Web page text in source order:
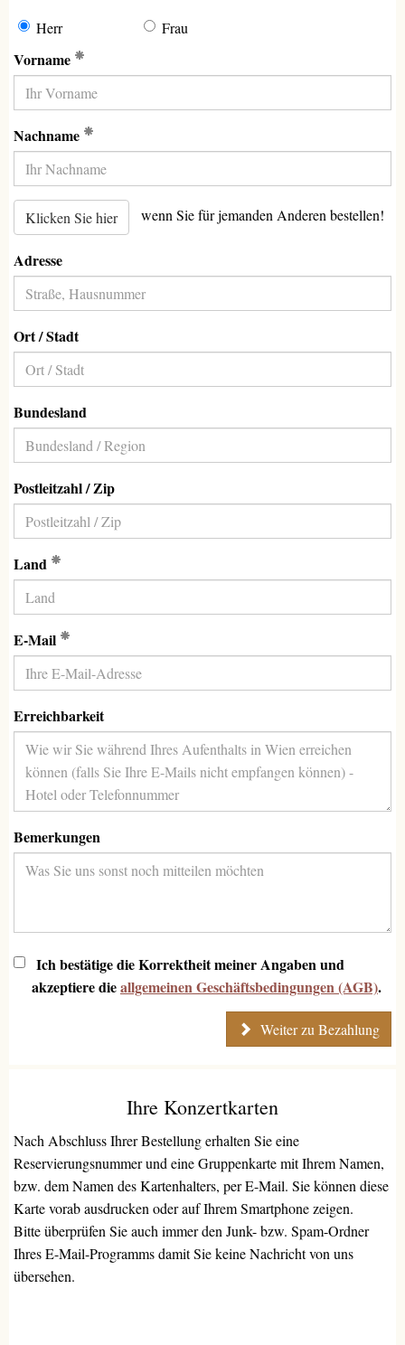
Herr Frau
Vorname
Nachname
Klicken Sie hier wenn Sie für jemanden Anderen bestellen!
Adresse
Ort / Stadt
Bundesland
Postleitzahl / Zip
Land
E-Mail
Erreichbarkeit
Bemerkungen
Ich bestätige die Korrektheit meiner Angaben und
akzeptiere dieallgemeinen Geschäftsbedingungen (AGB).
Weiter zu Bezahlung
Ihre Konzertkarten
Nach Abschluss Ihrer Bestellung erhalten Sie eine
Reservierungsnummer und eine Gruppenkarte mit Ihrem Namen,
bzw. dem Namen des Kartenhalters, per E-Mail. Sie können diese
Karte vorab ausdrucken oder auf Ihrem Smartphone zeigen.
Bitte überprüfen Sie auch immer den Junk- bzw. Spam-Ordner
Ihres E-Mail-Programms damit Sie keine Nachricht von uns
übersehen.